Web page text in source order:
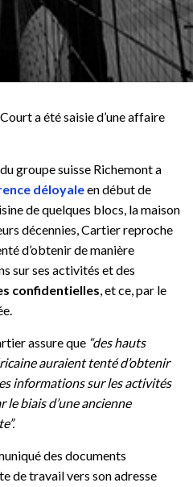
O
N
a été saisie d’une affaire
groupe suisse Richemont a
déloyaleen début de
de quelques blocs, la maison
décennies, Cartier reproche
d’obtenir de manière
sur ses activités et des
confidentielles, et ce, par le
assure que “des hauts
auraient tenté d’obtenir
informations sur les activités
biais d’une ancienne
des documents
de travail vers son adresse